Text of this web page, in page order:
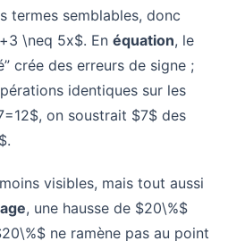
termes semblables, donc
\neq 5x$. En équation, le
crée des erreurs de signe ;
identiques sur les
on soustrait $7$ des
visibles, mais tout aussi
, une hausse de $20\%$
ne ramène pas au point